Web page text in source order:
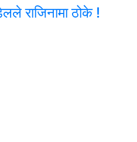
राजिनामा ठोके !